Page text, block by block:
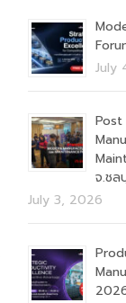
July
Post
จ.ชล
July 3, 2026